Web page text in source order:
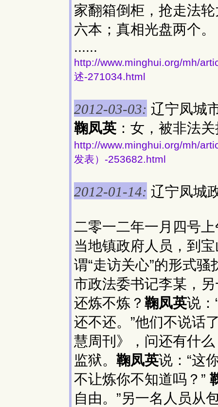
家翻箱倒柜，抢走法
六本；真相光盘两个。
......
http://www.minghui.org/mh/
述-271034.html
2012-03-03: 辽宁凤城
鞠凤英 ：女，被非法
http://www.minghui.org/mh/
发表）-253682.html
2012-01-14: 辽宁凤城
二零一二年一月四号
当地镇政府人员，到
谓“走访关心”的形式骚
市政法委书记李某，
还炼不炼？ 鞠凤英说
还不还。”他们不说话
慧周刊》，问还有什
监狱。 鞠凤英说：“这
不让炼你不知道吗？”
自由。”另一名人员从